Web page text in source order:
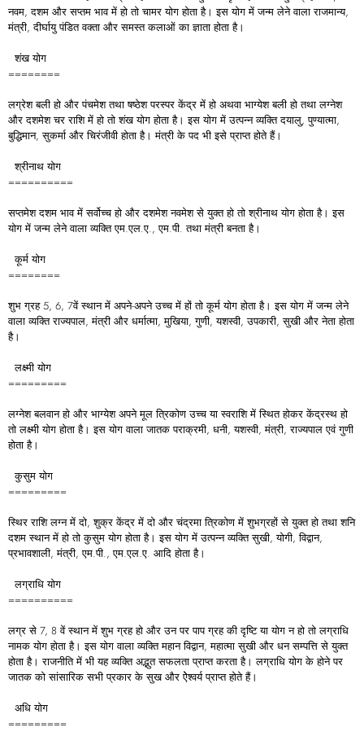
नवम, दशम और सप्तम भाव में हो तो चामर योग होता है। इस योग में जन्म लेने वाला राजमान्य,
मंत्री, दीर्घायु पंडित वक्ता और समस्त कलाओं का ज्ञाता होता है।
शंख योग
========
लग्रेश बली हो और पंचमेश तथा षष्ठेश परस्पर केंद्र में हो अथवा भाग्येश बली हो तथा लग्नेश
और दशमेश चर राशि में हो तो शंख योग होता है। इस योग में उत्पन्न व्यक्ति दयालु, पुण्यात्मा,
बुद्धिमान, सुकर्मा और चिरंजीवी होता है। मंत्री के पद भी इसे प्राप्त होते हैं।
श्रीनाथ योग
==========
सप्तमेश दशम भाव में सर्वोच्च हो और दशमेश नवमेश से युक्त हो तो श्रीनाथ योग होता है। इस
योग में जन्म लेने वाला व्यक्ति एम.एल.ए., एम.पी. तथा मंत्री बनता है।
कूर्म योग
========
शुभ ग्रह 5, 6, 7वें स्थान में अपने-अपने उच्च में हों तो कूर्म योग होता है। इस योग में जन्म लेने
वाला व्यक्ति राज्यपाल, मंत्री और धर्मात्मा, मुखिया, गुणी, यशस्वी, उपकारी, सुखी और नेता होता
है।
लक्ष्मी योग
=========
लग्नेश बलवान हो और भाग्येश अपने मूल त्रिकोण उच्च या स्वराशि में स्थित होकर केंद्रस्थ हो
तो लक्ष्मी योग होता है। इस योग वाला जातक पराक्रमी, धनी, यशस्वी, मंत्री, राज्यपाल एवं गुणी
होता है।
कुसुम योग
=========
स्थिर राशि लग्न में दो, शुक्र केंद्र में दो और चंद्रमा त्रिकोण में शुभग्रहों से युक्त हो तथा शनि
दशम स्थान में हो तो कुसुम योग होता है। इस योग में उत्पन्न व्यक्ति सुखी, योगी, विद्वान,
प्रभावशाली, मंत्री, एम.पी., एम.एल.ए. आदि होता है।
लग्राधि योग
==========
लग्र से 7, 8 वें स्थान में शुभ ग्रह हो और उन पर पाप ग्रह की दृष्टि या योग न हो तो लग्राधि
नामक योग होता है। इस योग वाला व्यक्ति महान विद्वान, महात्मा सुखी और धन सम्पत्ति से युक्त
होता है। राजनीति में भी यह व्यक्ति अद्भुत सफलता प्राप्त करता है। लग्राधि योग के होने पर
जातक को सांसारिक सभी प्रकार के सुख और ऐेश्वर्य प्राप्त होते हैं।
अधि योग
=========